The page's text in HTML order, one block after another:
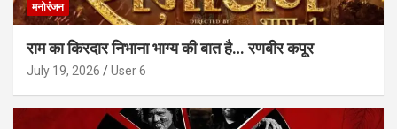
मनोरंजन
राम का किरदार निभाना भाग्य की बात है… रणबीर कपूर
July 19, 2026 User 6